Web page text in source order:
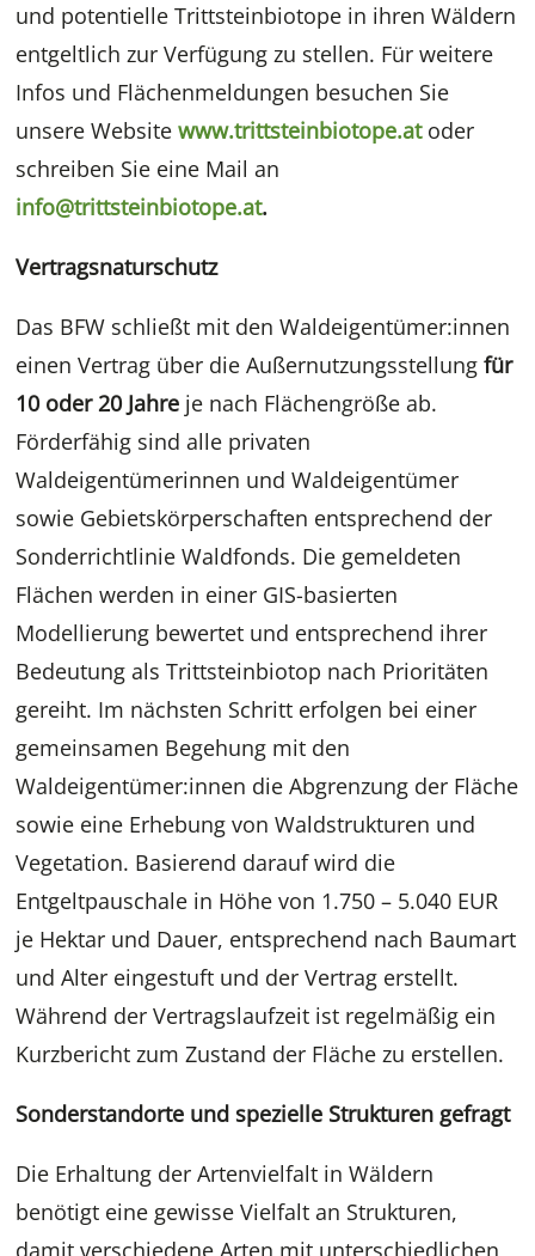
und potentielle Trittsteinbiotope in ihren Wäldern
entgeltlich zur Verfügung zu stellen. Für weitere
Infos und Flächenmeldungen besuchen Sie
unsere Websitewww.trittsteinbiotope.atoder
schreiben Sie eine Mail an
info@trittsteinbiotope.at.
Vertragsnaturschutz
Das BFW schließt mit den Waldeigentümer:innen
einen Vertrag über die Außernutzungsstellungfür
10 oder 20 Jahre je nach Flächengröße ab.
Förderfähig sind alle privaten
Waldeigentümerinnen und Waldeigentümer
sowie Gebietskörperschaften entsprechend der
Sonderrichtlinie Waldfonds. Die gemeldeten
Flächen werden in einer GIS-basierten
Modellierung bewertet und entsprechend ihrer
Bedeutung als Trittsteinbiotop nach Prioritäten
gereiht. Im nächsten Schritt erfolgen bei einer
gemeinsamen Begehung mit den
Waldeigentümer:innen die Abgrenzung der Fläche
sowie eine Erhebung von Waldstrukturen und
Vegetation. Basierend darauf wird die
Entgeltpauschale in Höhe von 1.750 – 5.040 EUR
je Hektar und Dauer, entsprechend nach Baumart
und Alter eingestuft und der Vertrag erstellt.
Während der Vertragslaufzeit ist regelmäßig ein
Kurzbericht zum Zustand der Fläche zu erstellen.
Sonderstandorte und spezielle Strukturen gefragt
Die Erhaltung der Artenvielfalt in Wäldern
benötigt eine gewisse Vielfalt an Strukturen,